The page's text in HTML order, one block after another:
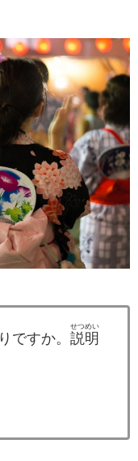
りですか。 説明
せつめい